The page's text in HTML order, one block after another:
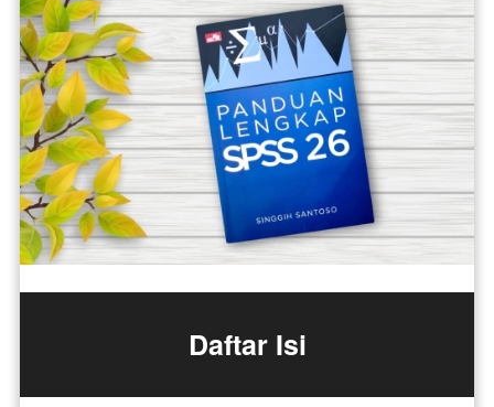
Daftar Isi